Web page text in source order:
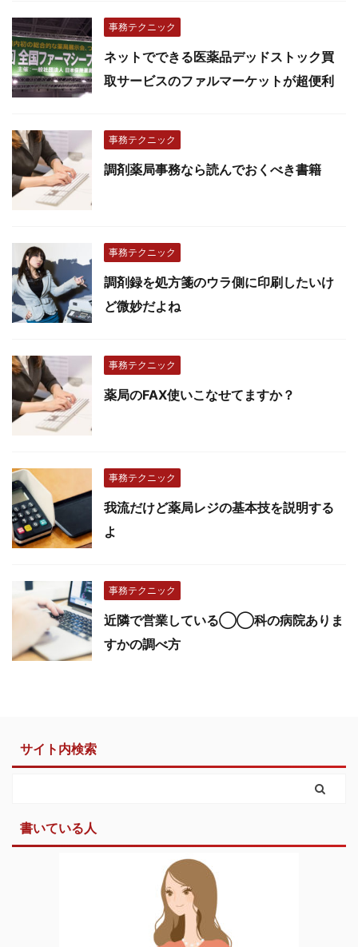
事務テクニック
ネットでできる医薬品デッドストック買
取サービスのファルマーケットが超便利
事務テクニック
調剤薬局事務なら読んでおくべき書籍
事務テクニック
調剤録を処方箋のウラ側に印刷したいけ
ど微妙だよね
事務テクニック
薬局のFAX使いこなせてますか？
事務テクニック
我流だけど薬局レジの基本技を説明する
よ
事務テクニック
近隣で営業している◯◯科の病院ありま
すかの調べ方
サイト内検索
書いている人